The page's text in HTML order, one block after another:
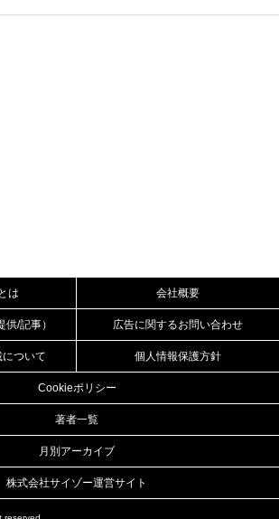
は 会社概要
/記事） 広告に関するお問い合わせ
ついて 個人情報保護方針
Cookieポリシー
著者一覧
月別アーカイブ
株式会社サイゾー運営サイト